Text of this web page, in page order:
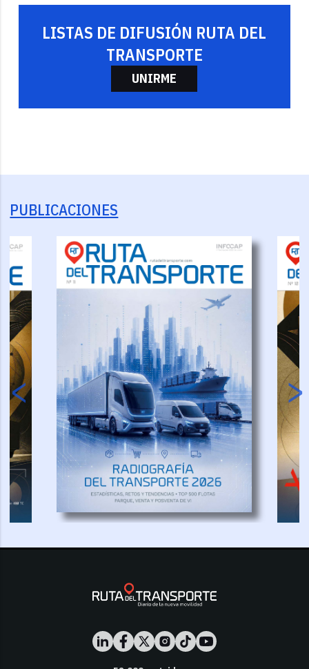
LISTAS DE DIFUSIÓN RUTA DEL
TRANSPORTE
UNIRME
PUBLICACIONES